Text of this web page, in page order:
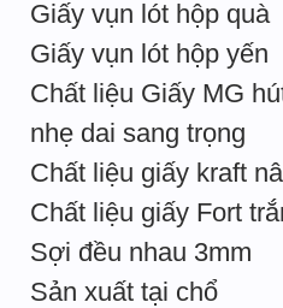
Giấy vụn lót hộp quà
Giấy vụn lót hộp yến
Chất liệu Giấy MG
nhẹ dai sang trọng
Chất liệu giấy kraft
Chất liệu giấy Fort
Sợi đều nhau 3mm
Sản xuất tại chổ